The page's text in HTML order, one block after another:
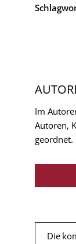
Im
Autoren,
geordnet.
Die